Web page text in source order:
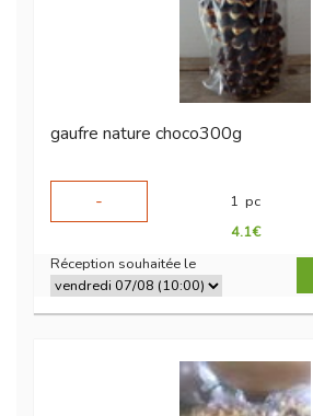
gaufre nature choco300g
-
1 pc
4.1€
Réception souhaitée le